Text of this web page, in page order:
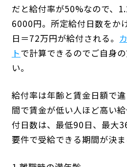
だと給付率が50%なので、
6000円。所定給付日数を
日＝72万円が給付される。
トで計算できるのでご自身
い。
給付率は年齢と賃金日額で
間で賃金が低い人ほど高い
付日数は、最低90日、最大
要件で受給できる期間が決ま